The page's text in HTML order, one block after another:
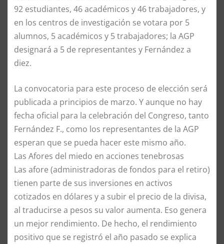
92 estudiantes, 46 académicos y 46 trabajadores, y
en los centros de investigación se votara por 5
alumnos, 5 académicos y 5 trabajadores; la AGP
designará a 5 de representantes y Fernández a
diez.
La convocatoria para este proceso de elección será
publicada a principios de marzo. Y aunque no hay
fecha oficial para la celebración del Congreso, tanto
Fernández F., como los representantes de la AGP
esperan que se pueda hacer este mismo año.
Las Afores del miedo en acciones tenebrosas
Las afore (administradoras de fondos para el retiro)
tienen parte de sus inversiones en activos
cotizados en dólares y a subir el precio de la divisa,
al traducirse a pesos su valor aumenta. Eso genera
un mejor rendimiento. De hecho, el rendimiento
positivo que se registró el año pasado se explica